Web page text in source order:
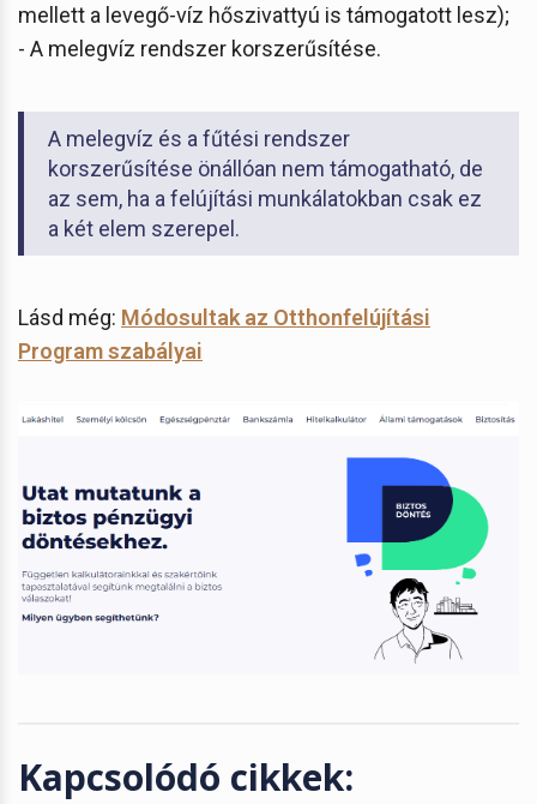
mellett a levegő-víz hőszivattyú is támogatott lesz);
- A melegvíz rendszer korszerűsítése.
A melegvíz és a fűtési rendszer
korszerűsítése önállóan nem támogatható, de
az sem, ha a felújítási munkálatokban csak ez
a két elem szerepel.
Lásd még: Módosultak az Otthonfelújítási
Program szabályai
Kapcsolódó cikkek: